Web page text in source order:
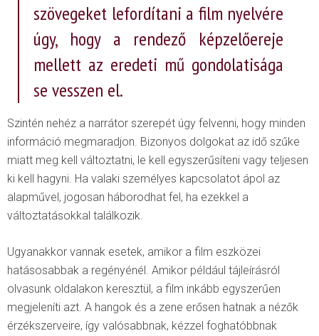
szövegeket lefordítani a film nyelvére
úgy, hogy a rendező képzelőereje
mellett az eredeti mű gondolatisága
se vesszen el.
Szintén nehéz a narrátor szerepét úgy felvenni, hogy minden
információ megmaradjon. Bizonyos dolgokat az idő szűke
miatt meg kell változtatni, le kell egyszerűsíteni vagy teljesen
ki kell hagyni. Ha valaki személyes kapcsolatot ápol az
alapművel, jogosan háborodhat fel, ha ezekkel a
változtatásokkal találkozik.
Ugyanakkor vannak esetek, amikor a film eszközei
hatásosabbak a regényénél. Amikor például tájleírásról
olvasunk oldalakon keresztül, a film inkább egyszerűen
megjeleníti azt. A hangok és a zene erősen hatnak a nézők
érzékszerveire, így valósabbnak, kézzel foghatóbbnak